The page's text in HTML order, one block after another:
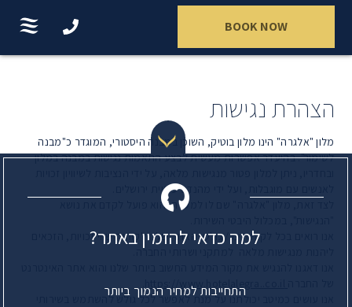
למה כדאי להזמין באתר?
התחייבות למחיר הנמוך ביותר
BOOK NOW
הצהרת נגישות
מלון "אלגרה" הינו מלון בוטיק, השוכן במבנה היסטורי, המוגדר כ"מבנה
לשימור". בהיעדר אפשרות מעשית לבצע התאמות נגישות במבנה במלון
לאנשים עם מוגבלות, ועל ידי מהנדס עיריית ירושלים.
לצד זאת, מלון "אלגרה" שם לו למטרה והוא פועל לקדם את נושא
אנו רואים בכל לקוחותינו / גולשי האתר שלנו לקוחות שווי זכויות, הזכאים
ליהנות מנגישות מלאה למתקני ושרותי החברה.
אנו עושים כמיטב יכולתנו על מנת לאפשר לכל גולש להשתמש בשירותי